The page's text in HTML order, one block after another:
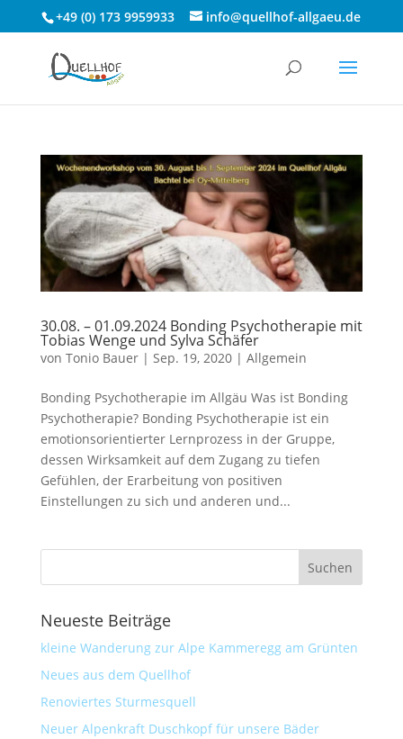
+49 (0) 173 9959933 info@quellhof-allgaeu.de
30.08. – 01.09.2024 Bonding Psychotherapie mit
Tobias Wenge und Sylva Schäfer
von Tonio Bauer| Sep. 19, 2020| Allgemein
Bonding Psychotherapie im Allgäu Was ist Bonding
Psychotherapie? Bonding Psychotherapie ist ein
emotionsorientierter Lernprozess in der Gruppe,
dessen Wirksamkeit auf dem Zugang zu tiefen
Gefühlen, der Erarbeitung von positiven
Einstellungen zu sich und anderen und...
Neueste Beiträge
kleine Wanderung zur Alpe Kammeregg am Grünten
Neues aus dem Quellhof
Renoviertes Sturmesquell
Neuer Alpenkraft Duschkopf für unsere Bäder